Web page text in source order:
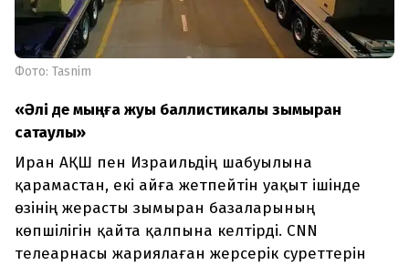
Фото: Tasnim
«Әлі де мыңға жуық баллистикалық зымыран
сақтаулы»
Иран АҚШ пен Израильдің шабуылына
қарамастан, екі айға жетпейтін уақыт ішінде
өзінің жерасты зымыран базаларының
көпшілігін қайта қалпына келтірді. CNN
телеарнасы жариялаған жерсерік суреттерін